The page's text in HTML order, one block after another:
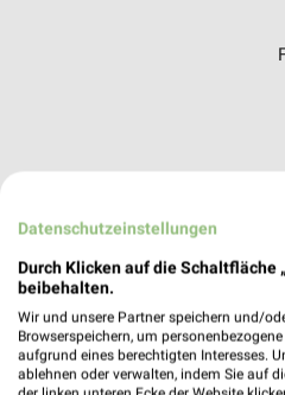
Datenschutzeinstellungen
Durch Klicken auf die
beibehalten.
Wir und unsere Partner speichern und/
Browserspeichern, um
aufgrund eines berechtigten Interesses.
ablehnen oder verwalten, indem Sie auf